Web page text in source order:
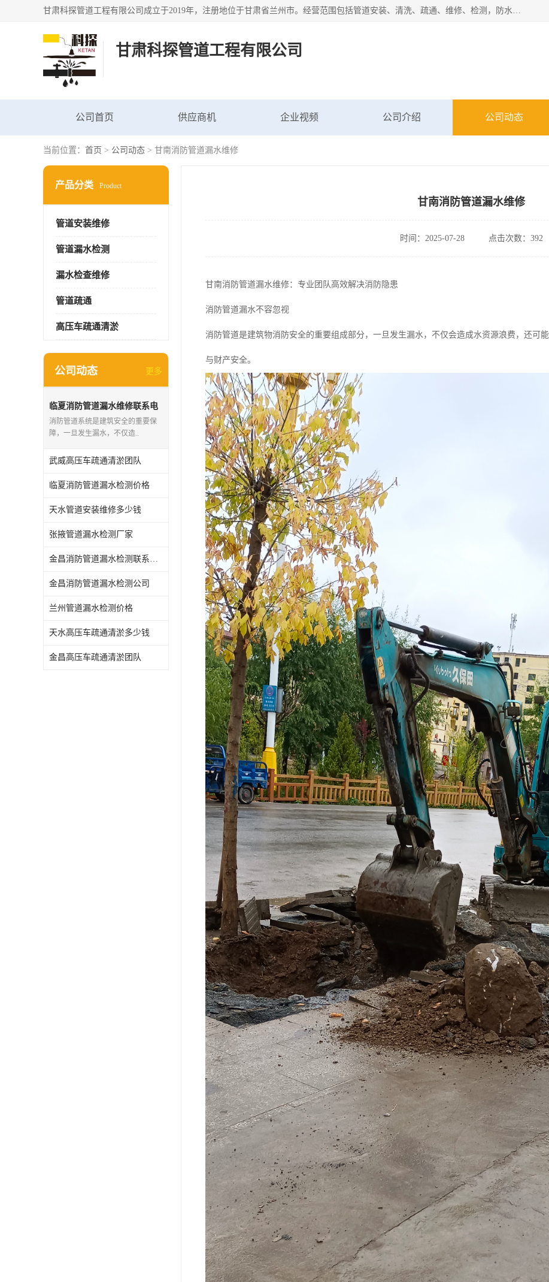
甘肃科探管道工程有限公司成立于2019年，注册地位于甘肃省兰州市。经营范围包括管道安装、清洗、疏通、维修、检测，防水工程，工程钻孔，化粪池清理，暖气安装，给排水管道安装维修，室内外管道如消防、供水、供热管道漏水检测定位，室内外防水堵漏等。
甘肃科探管道工程有限公司
公司首页 供应商机 企业视频 公司介绍 公司动态
当前位置： 首页 > 公司动态 > 甘南消防管道漏水维修
产品分类 Product
管道安装维修
管道漏水检测
漏水检查维修
管道疏通
高压车疏通清淤
公司动态 更多
临夏消防管道漏水维修联系电
话
消防管道系统是建筑安全的重要保
障，一旦发生漏水，不仅造..
武威高压车疏通清淤团队
临夏消防管道漏水检测价格
天水管道安装维修多少钱
张掖管道漏水检测厂家
金昌消防管道漏水检测联系电话
金昌消防管道漏水检测公司
兰州管道漏水检测价格
天水高压车疏通清淤多少钱
金昌高压车疏通清淤团队
甘南消防管道漏水维修
时间：2025-07-28 点击次数：392
甘南消防管道漏水维修：专业团队高效解决消防隐患
消防管道漏水不容忽视
消防管道是建筑物消防安全的重要组成部分，一旦发生漏水，不仅会造成水资源浪费，还可
与财产安全。